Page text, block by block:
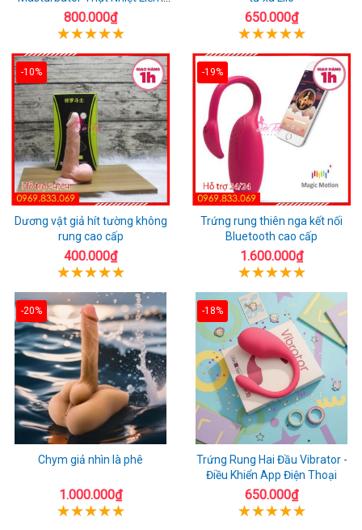
Rung
800.000₫ 650.000₫
-10%
Dương vật giả hít tường không
rung cao cấp
400.000₫
-19%
Trứng rung thiên nga kết nối
Bluetooth cao cấp
1.600.000₫
-20%
Chym giả nhìn là phê
1.000.000₫
-18%
Trứng Rung Hai Đầu Vibrator -
Điều Khiển App Điện Thoại
650.000₫